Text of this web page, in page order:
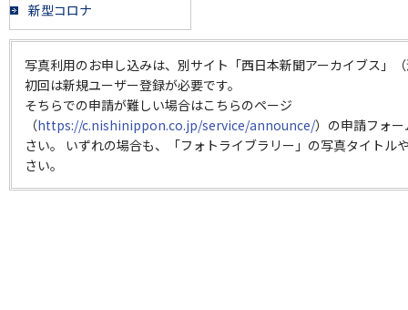
新型コロナ
写真利用のお申し込みは、別サイト「西日本新聞アーカイブス」
初回は新規ユーザー登録が必要です。
そちらでの申請が難しい場合はこちらのページ
（https://c.nishinippon.co.jp/service/announce/）の申請フォ
さい。 いずれの場合も、「フォトライブラリー」の写真タイトル
さい。